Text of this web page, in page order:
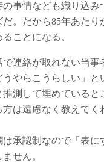
事情なども織り込み
。だから85年あたり
ことになる。
連絡が取れない当事
やらこうらしい」と
測して埋めていると
は遠慮なく教えてく
承認制なので「表に
せん。